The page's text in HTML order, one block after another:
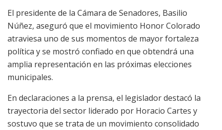
El presidente de la Cámara de Senadores, Basilio
Núñez, aseguró que el movimiento Honor Colorado
atraviesa uno de sus momentos de mayor fortaleza
política y se mostró confiado en que obtendrá una
amplia representación en las próximas elecciones
municipales.
En declaraciones a la prensa, el legislador destacó la
trayectoria del sector liderado por Horacio Cartes y
sostuvo que se trata de un movimiento consolidado